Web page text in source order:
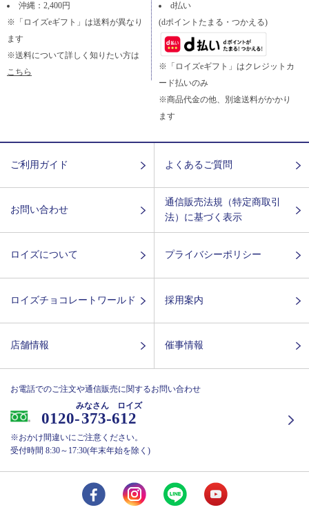
沖縄：2,400円
※「ロイズeギフト」は送料が異なり
ます
※送料について詳しく知りたい方は
こちら
d払い
(dポイントたまる・つかえる)
※「ロイズeギフト」はクレジットカ
ード払いのみ
※商品代金の他、別途送料がかかり
ます
ご利用ガイド よくあるご質問
お問い合わせ
通信販売法規（特定商取引
法）に基づく表示
ロイズについて プライバシーポリシー
ロイズチョコレートワールド 採用案内
店舗情報 催事情報
お電話でのご注文や通信販売に関するお問い合わせ
0120-373-612
みなさん ロイズ
※おかけ間違いにご注意ください。
受付時間 8:30～17:30(年末年始を除く)